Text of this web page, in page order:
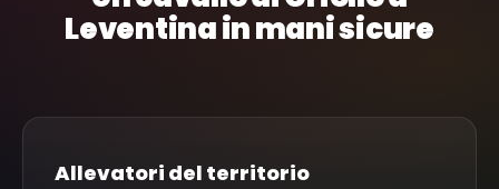
Leventina in mani sicure
Allevatori del territorio